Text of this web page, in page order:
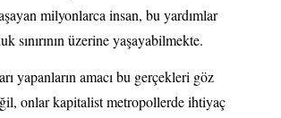
milyonlarca insan, bu yardımlar
sınırının üzerine yaşayabilmekte.
yapanların amacı bu gerçekleri göz
onlar kapitalist metropollerde ihtiyaç